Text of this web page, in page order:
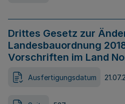
Drittes Gesetz zur
Landesbauordnung
Vorschriften im Land
Ausfertigungsdatum